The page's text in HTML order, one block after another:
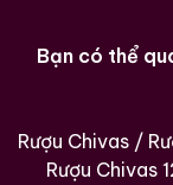
Bạn có thể
Rượu Chivas /
Rượu Chivas